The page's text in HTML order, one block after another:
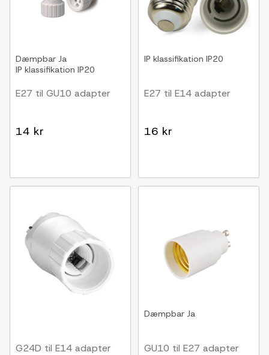
Dæmpbar Ja
IP klassifikation IP20
E27 til GU10 adapter
14 kr
IP klassifikation IP20
E27 til E14 adapter
16 kr
G24D til E14 adapter
Dæmpbar Ja
GU10 til E27 adapter